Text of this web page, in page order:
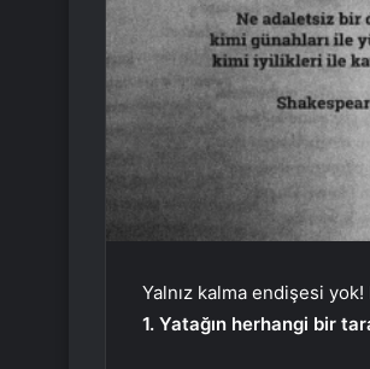
Yalnız kalma endişesi
1. Yatağın herhangi bir